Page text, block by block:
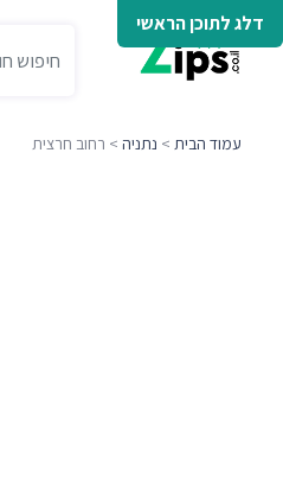
דלג לתוכן הראשי
עמוד הבית > נתניה > רחוב חרצית